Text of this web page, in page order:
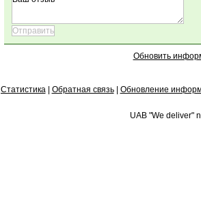
Обновить
Статистика Обратная связь| Обновление
UAB "We deliver"